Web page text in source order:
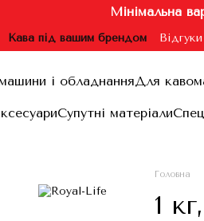
Мінімальна
Кава під вашим брендом Відгуки
Договір публічної оферти
і обладнанняДля
Супутні матеріали
Головна
1